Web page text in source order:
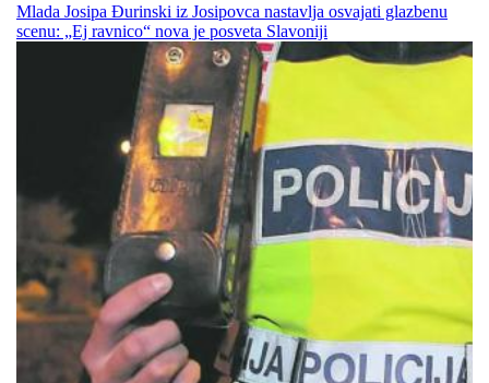
Mlada Josipa Đurinski iz Josipovca nastavlja osvajati glazbenu
scenu: „Ej ravnico“ nova je posveta Slavoniji